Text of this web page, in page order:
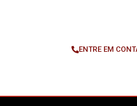
ENTRE EM